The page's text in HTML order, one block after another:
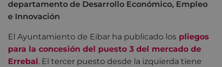
departamento de Desarrollo Económico, Empleo
e Innovación
El Ayuntamiento de Eibar ha publicado los pliegos
para la concesión del puesto 3 del mercado de
Errebal . El tercer puesto desde la izquierda tiene